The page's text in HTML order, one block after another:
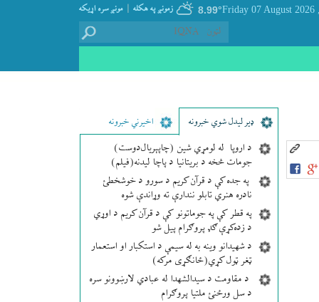
مونږ سره اړيکه | زمونږ په هکله 8.99° , Friday 07 August 2026
ډير لیدل شوي خبرونه اخیرني خبرونه
د اروپا له لومړي شین (چاپېریال‌دوست)
جومات څخه د بریتانیا د پاچا لیدنه(فیلم)
په جده کې د قرآن کریم د سورو د خوشخطئ
نادره هنري تابلو نندارې ته وړاندې شوه
په قطر کې په جوماتونو کې د قرآن کریم د اوړي
د زده‌کړې ګډ پروګرام پیل شو
د شهیدانو وینه به له سیمې د استکبار او استعمار
ټغر ټول کړي(ځانګړی مرکه)
د مقاومت د سیدالشهدا له عبادي لارښوونو سره
د سل ورځنئ ملتیا پروګرام